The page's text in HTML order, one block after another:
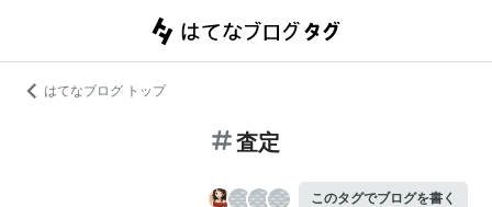
はてなブログ トップ
査定
このタグでブログを書く